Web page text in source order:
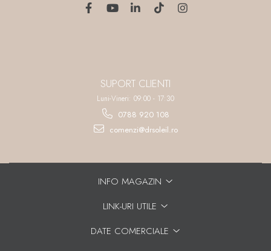
SUPORT CLIENTI
Luni-Vineri: 09:00 - 17:30
0788 920 108
comenzi@drsoleil.ro
INFO MAGAZIN
LINK-URI UTILE
DATE COMERCIALE